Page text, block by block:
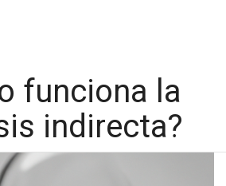
funciona la
indirecta?